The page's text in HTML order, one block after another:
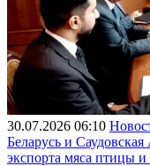
30.07.2026 06:10
Беларусь и
экспорта мяса птицы